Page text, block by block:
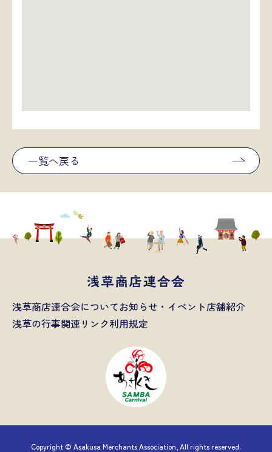
一覧へ戻る
浅草商店連合会についてお知らせ・イベント店舗紹介
浅草の行事関連リンク利用規定
Copyright © Asakusa Merchants Association, All rights reserved.